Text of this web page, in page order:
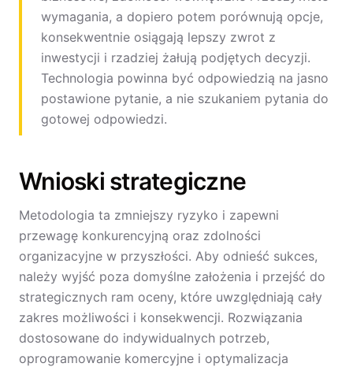
wymagania, a dopiero potem porównują opcje,
konsekwentnie osiągają lepszy zwrot z
inwestycji i rzadziej żałują podjętych decyzji.
Technologia powinna być odpowiedzią na jasno
postawione pytanie, a nie szukaniem pytania do
gotowej odpowiedzi.
Wnioski strategiczne
Metodologia ta zmniejszy ryzyko i zapewni
przewagę konkurencyjną oraz zdolności
organizacyjne w przyszłości. Aby odnieść sukces,
należy wyjść poza domyślne założenia i przejść do
strategicznych ram oceny, które uwzględniają cały
zakres możliwości i konsekwencji. Rozwiązania
dostosowane do indywidualnych potrzeb,
oprogramowanie komercyjne i optymalizacja